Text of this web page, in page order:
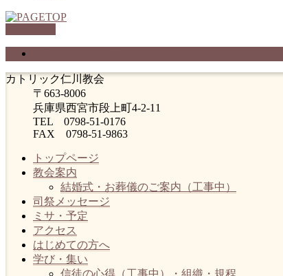
カトリック仁川教会
〒663-8006
兵庫県西宮市段上町4-2-11
TEL 0798-51-0176
FAX 0798-51-9863
トップページ
教会案内
結婚式・お葬儀のご案内（工事中）
司祭メッセージ
ミサ・予定
アクセス
はじめての方へ
学び・集い